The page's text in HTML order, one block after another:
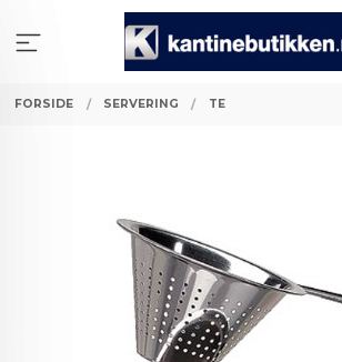
innholdet
FORSIDE SERVERING TE